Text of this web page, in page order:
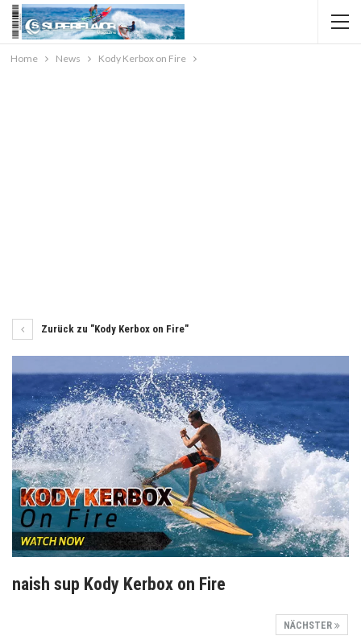
Home News Kody Kerbox on Fire
Zurück zu "Kody Kerbox on Fire"
naish sup Kody Kerbox on Fire
NÄCHSTER